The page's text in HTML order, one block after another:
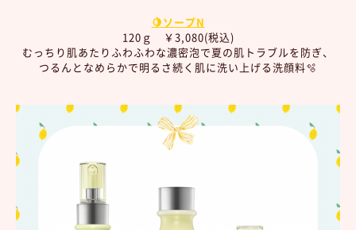
🍋ソープN
120ｇ ￥3,080(税込)
むっちり肌あたりふわふわな濃密泡で夏の肌トラブルを防ぎ、
つるんとなめらかで明るさ続く肌に洗い上げる洗顔料🫧